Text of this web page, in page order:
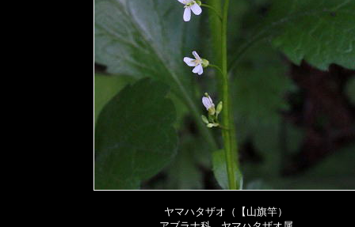
ヤマハタザオ（【山旗竿）